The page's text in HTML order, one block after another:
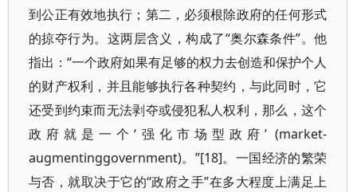
到公正有效地执行；第二，必须根除政府的任何形式
的掠夺行为。这两层含义，构成了“奥尔森条件”。他
指出：“一个政府如果有足够的权力去创造和保护个人
的财产权利，并且能够执行各种契约，与此同时，它
还受到约束而无法剥夺或侵犯私人权利，那么，这个
政府就是一个‘强化市场型政府’ (market-
augmentinggovernment)。”[18]。一国经济的繁荣
与否，就取决于它的“政府之手”在多大程度上满足上